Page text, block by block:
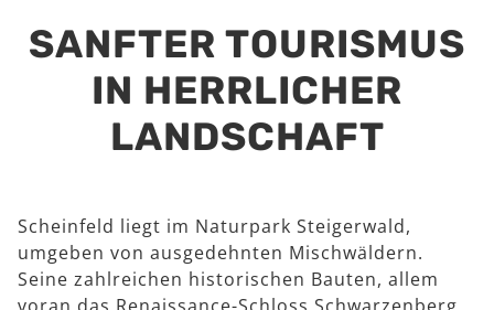
SANFTER TOURISMUS
IN HERRLICHER
LANDSCHAFT
Scheinfeld liegt im Naturpark Steigerwald,
umgeben von ausgedehnten Mischwäldern.
Seine zahlreichen historischen Bauten, allem